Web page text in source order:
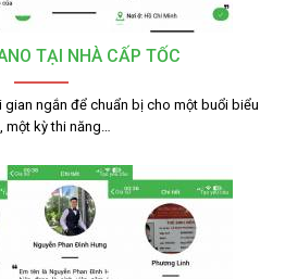
TẠI NHÀ CẤP TỐC
gian ngắn để chuẩn bị cho một buổi biểu
một kỳ thi năng…